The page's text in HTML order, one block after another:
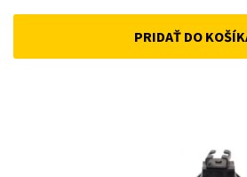
price
was: is:
PRIDAŤ DO